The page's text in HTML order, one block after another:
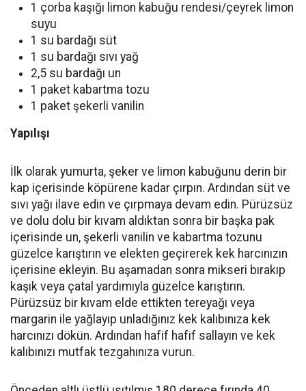
1 çorba kaşığı limon kabuğu rendesi/çeyrek limon
suyu
1 su bardağı süt
1 su bardağı sıvı yağ
2,5 su bardağı un
1 paket kabartma tozu
1 paket şekerli vanilin
Yapılışı
İlk olarak yumurta, şeker ve limon kabuğunu derin bir
kap içerisinde köpürene kadar çırpın. Ardından süt ve
sıvı yağı ilave edin ve çırpmaya devam edin. Pürüzsüz
ve dolu dolu bir kıvam aldıktan sonra bir başka pak
içerisinde un, şekerli vanilin ve kabartma tozunu
güzelce karıştırın ve elekten geçirerek kek harcınızın
içerisine ekleyin. Bu aşamadan sonra mikseri bırakıp
kaşık veya çatal yardımıyla güzelce karıştırın.
Pürüzsüz bir kıvam elde ettikten tereyağı veya
margarin ile yağlayıp unladığınız kek kalıbınıza kek
harcınızı dökün. Ardından hafif hafif sallayın ve kek
kalıbınızı mutfak tezgahınıza vurun.